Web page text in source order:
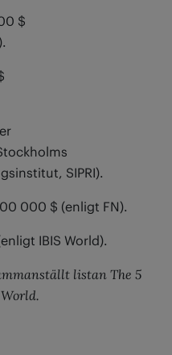
$
SIPRI).
000 $ (enligt FN).
IBIS World).
listan The 5